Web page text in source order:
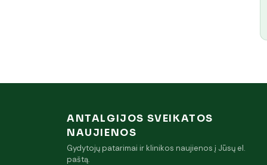
ANTALGIJOS SVEIKATOS
NAUJIENOS
Gydytojų patarimai ir klinikos naujienos į Jūsų el.
paštą.